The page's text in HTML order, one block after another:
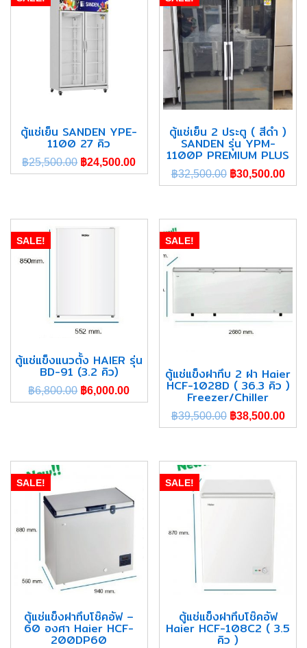
ตู้แช่เย็น SANDEN YPE-
1100 27 คิว
฿25,500.00 ฿24,500.00
ตู้แช่เย็น 2 ประตู ( สีดำ )
SANDEN รุ่น YPM-
1100P PREMIUM PLUS
฿32,500.00 ฿30,500.00
SALE!
ตู้แช่แข็งแนวตั้ง HAIER รุ่น
BD-91 (3.2 คิว)
฿6,800.00 ฿6,000.00
SALE!
ตู้แช่แข็งฝาทึบ 2 ฝา Haier
HCF-1028D ( 36.3 คิว )
Freezer/Chiller
฿39,500.00 ฿38,500.00
SALE!
ตู้แช่แข็งฝาทึบโช๊คอัฟ –
60 องศา Haier HCF-
200DP60
SALE!
ตู้แช่แข็งฝาทึบโช๊คอัฟ
Haier HCF-108C2 ( 3.5
คิว )